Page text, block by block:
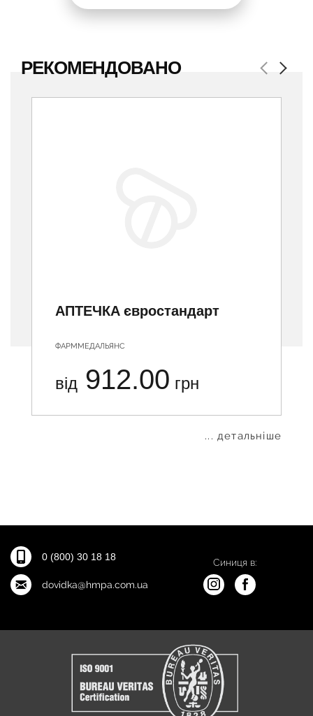
РЕКОМЕНДОВАНО Previous
АПТЕЧКА євростандарт
ФАРММЕДАЛЬЯНС
від 912.00 грн
... детальніше
Next
0 (800) 30 18 18
dovidka@hmpa.com.ua
Синиця в: